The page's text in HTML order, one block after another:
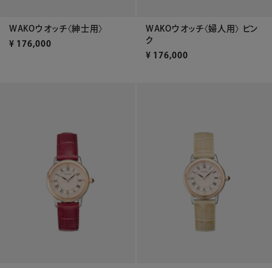
WAKOウオッチ〈紳士用〉
¥ 176,000
WAKOウオッチ〈婦人用〉 ピン
ク
¥ 176,000